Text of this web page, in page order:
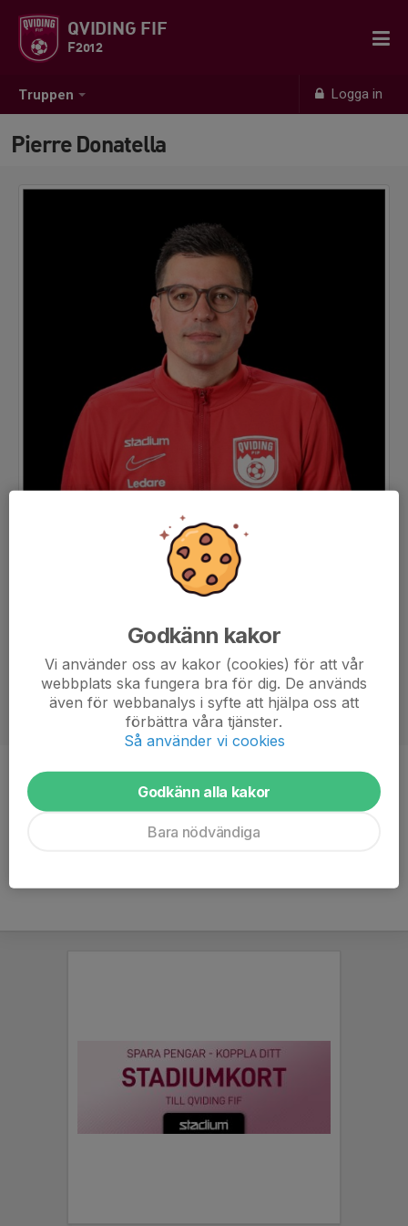
Truppen Logga in
QVIDING FIF
F2012
Pierre Donatella
Titel
Tränare
Ålder
43 år
Godkänn kakor
Vi använder oss av kakor (cookies) för att vår
webbplats ska fungera bra för dig. De används
även för webbanalys i syfte att hjälpa oss att
förbättra våra tjänster.
Så använder vi cookies
Godkänn alla kakor
Bara nödvändiga